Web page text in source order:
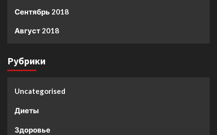
Сентябрь 2018
Август 2018
Рубрики
Uncategorised
Диеты
Здоровье